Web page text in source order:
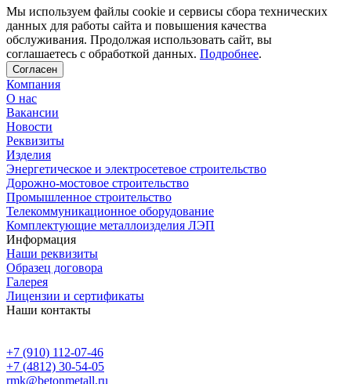
Мы используем файлы cookie и сервисы сбора технических
данных для работы сайта и повышения качества
обслуживания. Продолжая использовать сайт, вы
соглашаетесь с обработкой данных. Подробнее.
Согласен
Компания
О нас
Вакансии
Новости
Реквизиты
Изделия
Энергетическое и электросетевое строительство
Дорожно-мостовое строительство
Промышленное строительство
Телекоммуникационное оборудование
Комплектующие металлоизделия ЛЭП
Информация
Наши реквизиты
Образец договора
Галерея
Лицензии и сертификаты
Наши контакты
+7 (910) 112-07-46
+7 (4812) 30-54-05
rmk@betonmetall.ru